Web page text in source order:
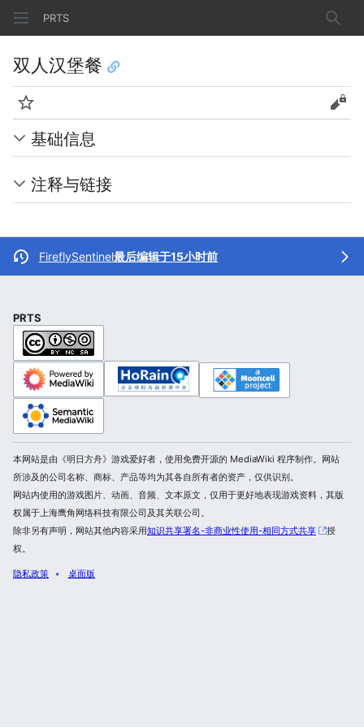
PRTS 搜索
双人汉堡餐
监视 查看
基础信息
注释与链接
FireflySentinel最后编辑于15小时前
PRTS
本网站是由《明日方舟》游戏爱好者，使用免费开源的 MediaWiki 程序制作。网站
所涉及的公司名称、商标、产品等均为其各自所有者的资产，仅供识别。
网站内使用的游戏图片、动画、音频、文本原文，仅用于更好地表现游戏资料，其版
权属于上海鹰角网络科技有限公司及其关联公司。
除非另有声明，网站其他内容采用知识共享署名-非商业性使用-相同方式共享
授
权。
隐私政策 桌面版